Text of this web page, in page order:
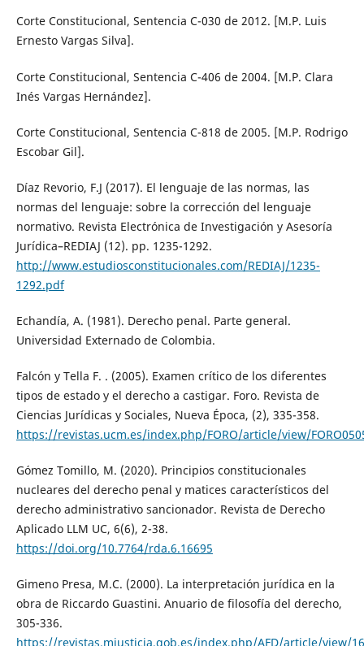
Corte Constitucional, Sentencia C-030 de 2012. [M.P. Luis
Ernesto Vargas Silva].
Corte Constitucional, Sentencia C-406 de 2004. [M.P. Clara
Inés Vargas Hernández].
Corte Constitucional, Sentencia C-818 de 2005. [M.P. Rodrigo
Escobar Gil].
Díaz Revorio, F.J (2017). El lenguaje de las normas, las
normas del lenguaje: sobre la corrección del lenguaje
normativo. Revista Electrónica de Investigación y Asesoría
Jurídica–REDIAJ (12). pp. 1235-1292.
http://www.estudiosconstitucionales.com/REDIAJ/1235-
1292.pdf
Echandía, A. (1981). Derecho penal. Parte general.
Universidad Externado de Colombia.
Falcón y Tella F. . (2005). Examen crítico de los diferentes
tipos de estado y el derecho a castigar. Foro. Revista de
Ciencias Jurídicas y Sociales, Nueva Época, (2), 335-358.
https://revistas.ucm.es/index.php/FORO/article/view/
Gómez Tomillo, M. (2020). Principios constitucionales
nucleares del derecho penal y matices característicos del
derecho administrativo sancionador. Revista de Derecho
Aplicado LLM UC, 6(6), 2-38.
https://doi.org/10.7764/rda.6.16695
Gimeno Presa, M.C. (2000). La interpretación jurídica en la
obra de Riccardo Guastini. Anuario de filosofía del derecho,
305-336.
https://revistas.mjusticia.gob.es/index.php/AFD/article/view/